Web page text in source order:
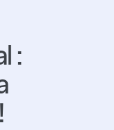
: